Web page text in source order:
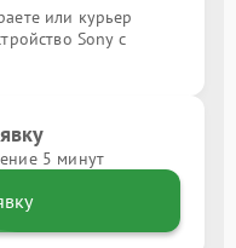
или курьер
Sony с
5 минут